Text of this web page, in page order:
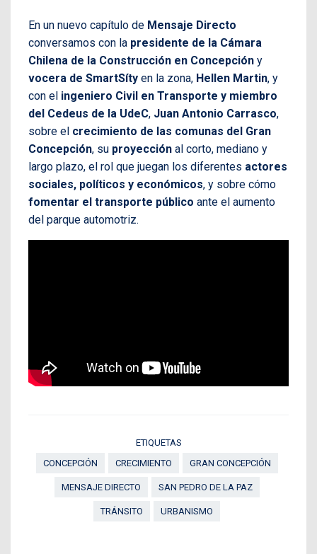
En un nuevo capítulo de Mensaje Directo
conversamos con la presidente de la Cámara
Chilena de la Construcción en Concepción y
vocera de SmartSíty en la zona, Hellen Martin, y
con el ingeniero Civil en Transporte y miembro
del Cedeus de la UdeC, Juan Antonio Carrasco,
sobre el crecimiento de las comunas del Gran
Concepción, su proyección al corto, mediano y
largo plazo, el rol que juegan los diferentes actores
sociales, políticos y económicos, y sobre cómo
fomentar el transporte público ante el aumento
del parque automotriz.
ETIQUETAS
CONCEPCIÓN
CRECIMIENTO GRAN CONCEPCIÓN
MENSAJE DIRECTO SAN PEDRO DE LA PAZ
TRÁNSITO URBANISMO